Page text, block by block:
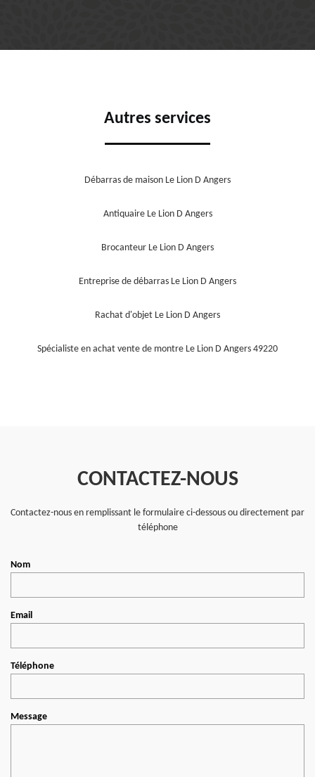
Autres services
Débarras de maison Le Lion D Angers
Antiquaire Le Lion D Angers
Brocanteur Le Lion D Angers
Entreprise de débarras Le Lion D Angers
Rachat d'objet Le Lion D Angers
Spécialiste en achat vente de montre Le Lion D Angers 49220
CONTACTEZ-NOUS
Contactez-nous en remplissant le formulaire ci-dessous ou directement par
téléphone
Nom
Email
Téléphone
Message